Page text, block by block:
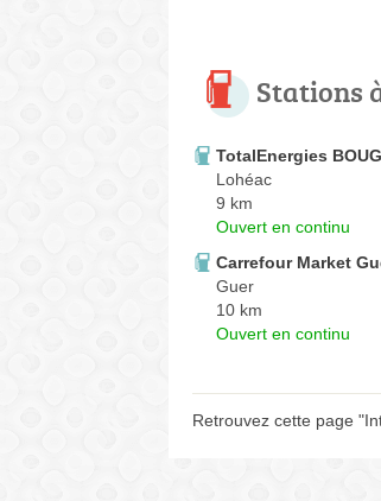
Stations
TotalEnergies
Lohéac
9 km
Ouvert en continu
Carrefour Market
Guer
10 km
Ouvert en continu
Retrouvez cette page